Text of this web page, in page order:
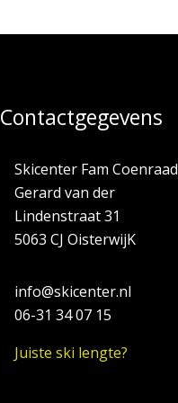
Contactgegevens
Skicenter Fam Coenraad
Gerard van der
Lindenstraat 31
5063 CJ OisterwijK
info@skicenter.nl
06-31 34 07 15
Juiste ski lengte?